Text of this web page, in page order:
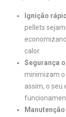
Ignição
pellets
calor.
Segurança
minimizam o
assim, o seu